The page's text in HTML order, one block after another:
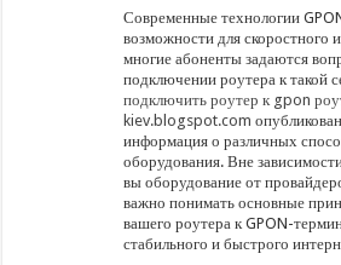
Современные технологии
возможности для скоростного
многие абоненты задаются
подключении роутера к такой
подключить роутер к gpon
kiev.blogspot.com
информация о различных
оборудования. Вне
вы оборудование от
важно понимать основные
вашего роутера к GPON-
стабильного и быстрого